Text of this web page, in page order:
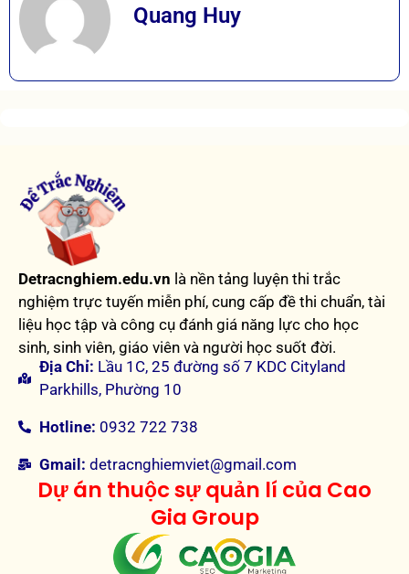
Quang Huy
Detracnghiem.edu.vn là nền tảng luyện thi trắc
nghiệm trực tuyến miễn phí, cung cấp đề thi chuẩn, tài
liệu học tập và công cụ đánh giá năng lực cho học
sinh, sinh viên, giáo viên và người học suốt đời.
Địa Chỉ: Lầu 1C, 25 đường số 7 KDC Cityland
Parkhills, Phường 10
Hotline: 0932 722 738
Gmail: detracnghiemviet@gmail.com
Dự án thuộc sự quản lí của Cao
Gia Group